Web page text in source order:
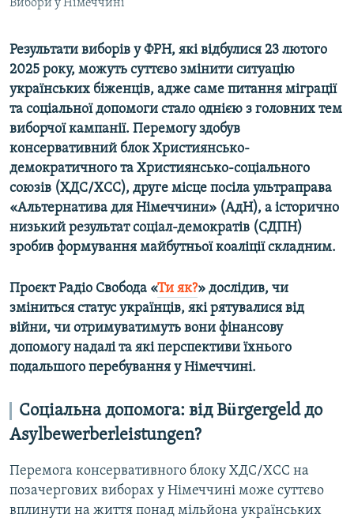
ДОЛУЧАЙСЯ!
Усі сайти RFE/RL
Вибори у Німеччині
Результати виборів у ФРН, які відбулися 23 лютого
2025 року, можуть суттєво змінити ситуацію
українських біженців, адже саме питання міграції
та соціальної допомоги стало однією з головних тем
виборчої кампанії. Перемогу здобув
консервативний блок Християнсько-
демократичного та Християнсько-соціального
союзів (ХДС/ХСС), друге місце посіла ультраправа
«Альтернатива для Німеччини» (АдН), а історично
низький результат соціал-демократів (СДПН)
зробив формування майбутньої коаліції складним.
Проєкт Радіо Свобода «Ти як?» дослідив, чи
зміниться статус українців, які рятувалися від
війни, чи отримуватимуть вони фінансову
допомогу надалі та які перспективи їхнього
подальшого перебування у Німеччині.
Соціальна допомога: від Bürgergeld до
Asylbewerberleistungen?
Перемога консервативного блоку ХДС/ХСС на
позачергових виборах у Німеччині може суттєво
вплинути на життя понад мільйона українських